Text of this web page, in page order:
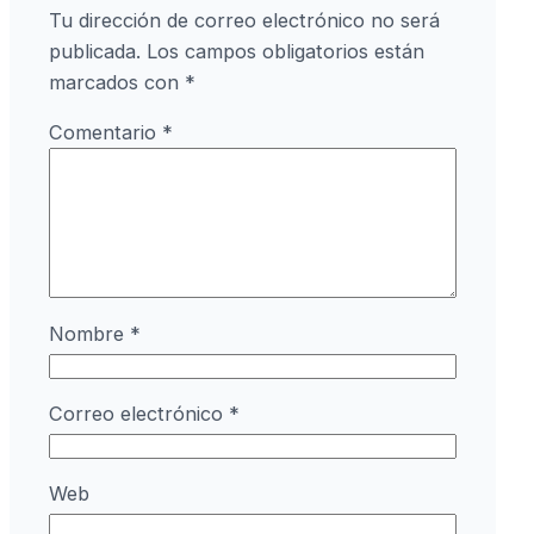
Tu dirección de correo electrónico no será
publicada. Los campos obligatorios están
marcados con *
Comentario *
Nombre *
Correo electrónico *
Web